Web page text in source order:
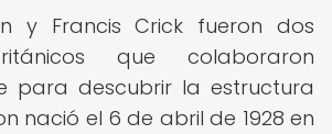
y Francis Crick fueron dos
que colaboraron
para descubrir la estructura
nació el 6 de abril de 1928 en